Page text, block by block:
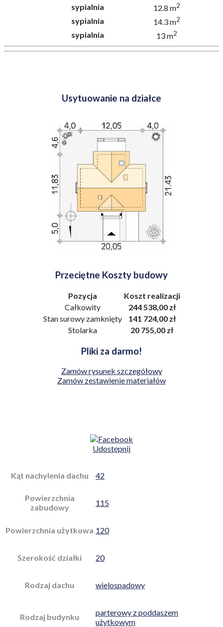
sypialnia 12.8 m2
sypialnia 14.3 m2
sypialnia 13 m2
Usytuowanie na działce
Przeciętne Koszty budowy
Pozycja
Koszt realizacji
Całkowity
244 538,00 zł
Stan surowy zamknięty
141 724,00 zł
Stolarka
20 755,00 zł
Pliki za darmo!
Zamów rysunek szczegółowy
Zamów zestawienie materiałów
Udostępnij
Kąt nachylenia dachu 42
Powierzchnia
zabudowy
115
Powierzchnia użytkowa 120
Szerokość działki 20
Rodzaj dachu wielospadowy
Rodzaj budynku
parterowy z poddaszem
użytkowym